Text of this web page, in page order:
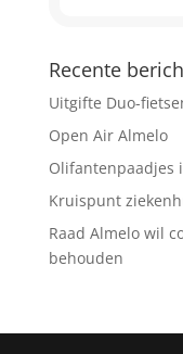
Recente
Uitgifte Duo-
Open Air Almelo
Olifantenpaadjes
Kruispunt
Raad Almelo wil
behouden